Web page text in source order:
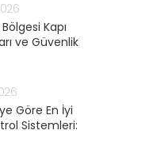
Kapı
ve Güvenlik
Göre En İyi
Sistemleri: